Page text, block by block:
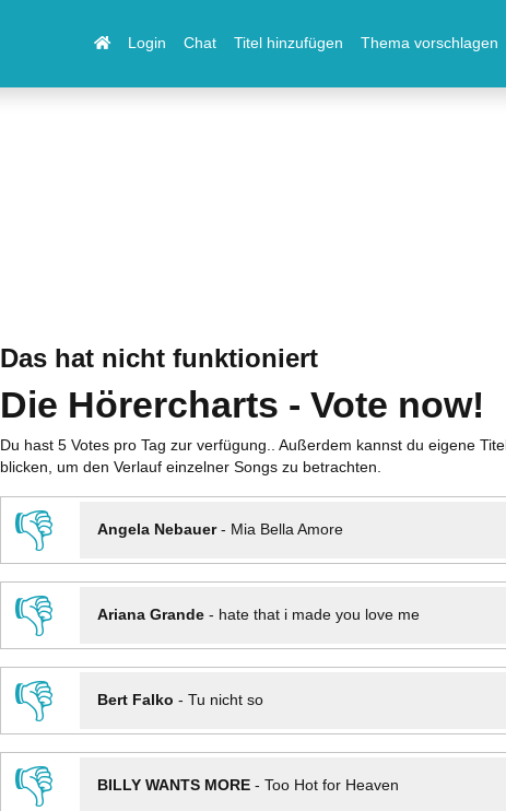
Login Chat Titel hinzufügen Thema vorschlagen
Das hat nicht funktioniert
Die Hörercharts - Vote now!
Du hast 5 Votes pro Tag zur verfügung.. Außerdem kannst du eigene Titel
blicken, um den Verlauf einzelner Songs zu betrachten.
👎 Angela Nebauer- Mia Bella Amore
👎
Ariana Grande- hate that i made you love me
👎
Bert Falko - Tu nicht so
👎
BILLY WANTS MORE- Too Hot for Heaven